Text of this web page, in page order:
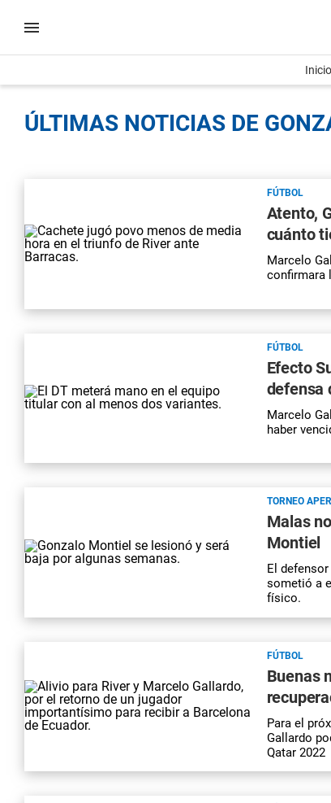
Inicio
ÚLTIMAS NOTICIAS DE
FÚTBOL
Atento,
cuánto
Marcelo
confirmara
FÚTBOL
Efecto
defensa
Marcelo
haber
TORNEO
Malas
Montiel
El
sometió a
físico.
FÚTBOL
Buenas
Para el
Gallardo
Qatar 2022